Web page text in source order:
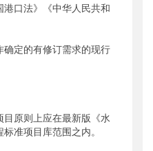
口法》《中华人民共和
定的有修订需求的现行
原则上应在最新版《水
准项目库范围之内。